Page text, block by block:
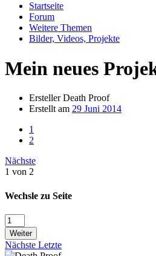
Startseite
Forum
Weitere Themen
Bilder, Videos, Projekte
Mein neues
ErstellerDeath Proof
Erstellt am 29 Juni 2014
1
2
Nächste
1 von 2
Wechsle zu Seite
Weiter
Nächste Letzte